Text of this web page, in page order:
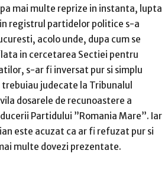
mai multe reprize in instanta, lupta
registrul partidelor politice s-a
acolo unde, dupa cum se
in cercetarea Sectiei pentru
s-ar fi inversat pur si simplu
judecate la Tribunalul
dosarele de recunoastere a
Partidului ”Romania Mare”. Iar
este acuzat ca ar fi refuzat pur si
multe dovezi prezentate.